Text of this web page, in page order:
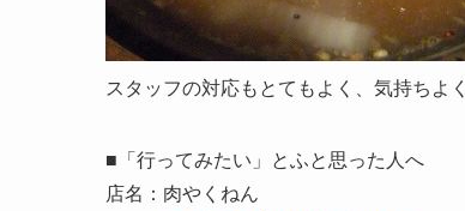
スタッフの対応もとてもよく、気持ちよ
■「行ってみたい」とふと思った人へ
店名：肉やくねん